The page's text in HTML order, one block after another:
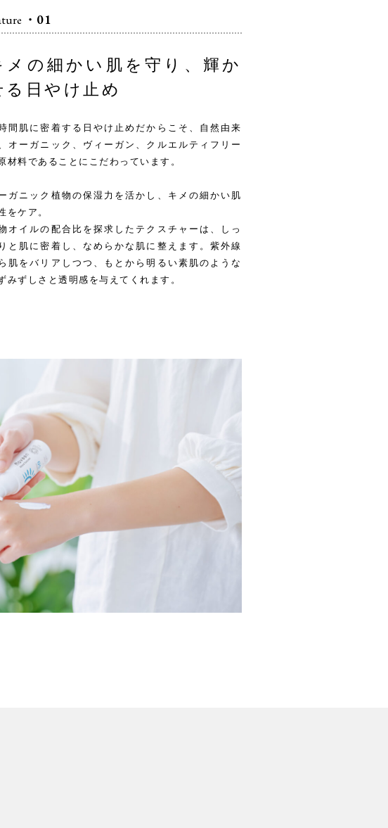
・01
メの細かい肌を守り、輝か
る日やけ止め
間肌に密着する日やけ止めだからこそ、自然由来
オーガニック、ヴィーガン、クルエルティフリー
材料であることにこだわっています。
ガニック植物の保湿力を活かし、キメの細かい肌
をケア。
オイルの配合比を探求したテクスチャーは、しっ
と肌に密着し、なめらかな肌に整えます。紫外線
肌をバリアしつつ、もとから明るい素肌のような
みずしさと透明感を与えてくれます。